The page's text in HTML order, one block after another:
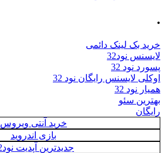
.
خرید بک لینک دائمی
لایسنس نود32
پسورد نود 32
اوکلی لایسنس رایگان نود 32
همیار نود 32
بهترین سئو
رایگان
خرید آنتی ویروس
بازی اندروید
جدیدترین آپدیت نود32